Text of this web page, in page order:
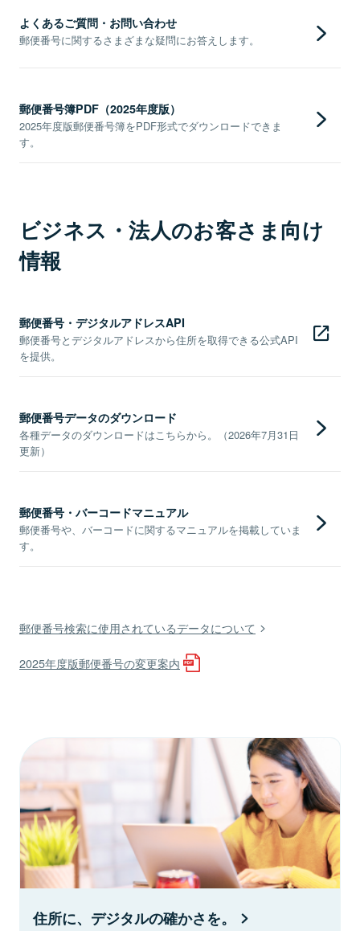
よくあるご質問・お問い合わせ
郵便番号に関するさまざまな疑問にお答えします。
郵便番号簿PDF（2025年度版）
2025年度版郵便番号簿をPDF形式でダウンロードできま
す。
ビジネス・法人のお客さま向け
情報
郵便番号・デジタルアドレスAPI
郵便番号とデジタルアドレスから住所を取得できる公式API
を提供。
郵便番号データのダウンロード
各種データのダウンロードはこちらから。（2026年7月31日
更新）
郵便番号・バーコードマニュアル
郵便番号や、バーコードに関するマニュアルを掲載していま
す。
郵便番号検索に使用されているデータについて
2025年度版郵便番号の変更案内
住所に、デジタルの確かさを。